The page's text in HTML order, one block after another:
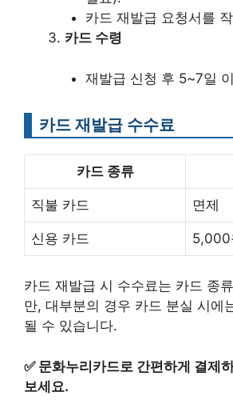
카드 재발급 요청서를
카드 수령
재발급 신청 후 5~7일
카드 재발급 수수료
카드 종류
직불 카드 면제
신용 카드 5,000
카드 재발급 시 수수료는 카드 종
만, 대부분의 경우 카드 분실 시에
될 수 있습니다.
✅ 문화누리카드로 간편하게 결제
보세요.